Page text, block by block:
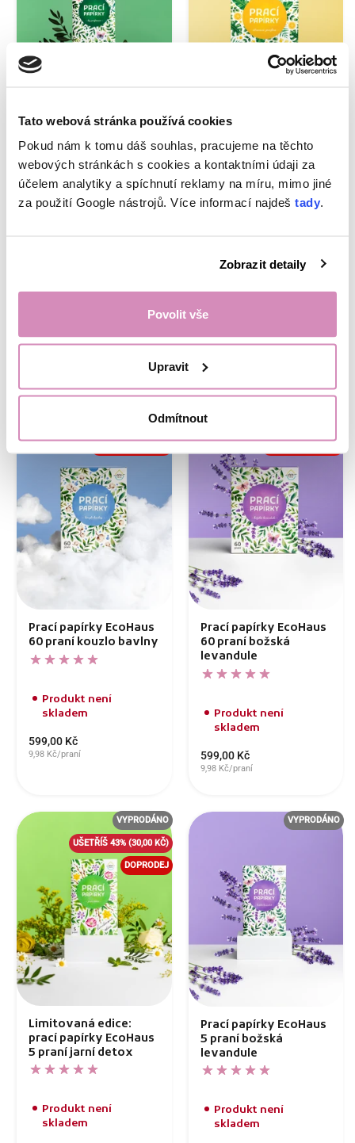
Tato webová stránka používá cookies
Pokud nám k tomu dáš souhlas, pracujeme na těchto
webových stránkách s cookies a kontaktními údaji za
účelem analytiky a spíchnutí reklamy na míru, mimo jiné
za použití Google nástrojů. Více informací najdeš tady.
Zobrazit detaily
Povolit vše
Upravit
Odmítnout
Prací papírky pro
5 praní
Limitovaná edice:
prací papírky EcoHaus
60 praní citronová
zmrzlina
Prací papírky EcoHaus
60 praní kouzlo bavlny
Produkt není
skladem
599,00 Kč
9,98 Kč/praní
VYPRODÁNO
Prací papírky EcoHaus
60 praní božská
levandule
Produkt není
skladem
599,00 Kč
9,98 Kč/praní
Limitovaná edice:
prací papírky EcoHaus
5 praní jarní detox
Produkt není
skladem
VYPRODÁNO
UŠETŘÍŠ 43% (30,00 KČ)
DOPRODEJ
Prací papírky EcoHaus
5 praní božská
levandule
Produkt není
skladem
VYPRODÁNO